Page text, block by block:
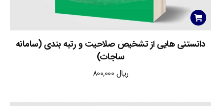
دانستنی هایی از تشخیص صلاحیت و رتبه بندی (سامانه
ساجات)
ریال